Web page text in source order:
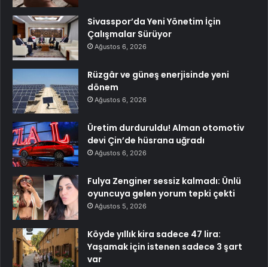
Sivasspor’da Yeni Yönetim İçin
Çalışmalar Sürüyor
Ağustos 6, 2026
Rüzgâr ve güneş enerjisinde yeni
dönem
Ağustos 6, 2026
Üretim durduruldu! Alman otomotiv
devi Çin’de hüsrana uğradı
Ağustos 6, 2026
Fulya Zenginer sessiz kalmadı: Ünlü
oyuncuya gelen yorum tepki çekti
Ağustos 5, 2026
Köyde yıllık kira sadece 47 lira:
Yaşamak için istenen sadece 3 şart
var